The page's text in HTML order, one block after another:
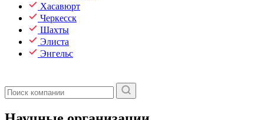
Хасавюрт
Черкесск
Шахты
Элиста
Энгельс